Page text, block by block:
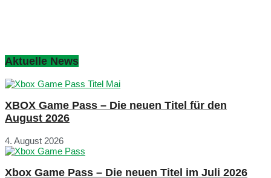
Aktuelle News
XBOX Game Pass – Die neuen Titel für den
August 2026
4. August 2026
Xbox Game Pass – Die neuen Titel im Juli 2026